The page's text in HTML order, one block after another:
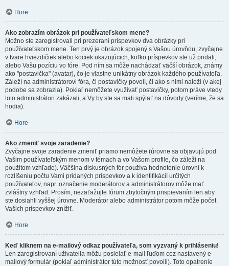
Hore
Ako zobrazím obrázok pri používateľskom mene?
Možno ste zaregistrovali pri prezeraní príspevkov dva obrázky pri
používateľskom mene. Ten prvý je obrázok spojený s Vašou úrovňou, zvyčajne
v tvare hviezdičiek alebo kociek ukazujúcich, koľko príspevkov ste už pridali,
alebo Vašu pozíciu vo fóre. Pod ním sa môže nachádzať väčší obrázok, známy
ako "postavička" (avatar), čo je vlastne unikátny obrázok každého používateľa.
Záleží na administrátorovi fóra, či postavičky povolí, či ako s nimi naloží (v akej
podobe sa zobrazia). Pokiaľ nemôžete využívať postavičky, potom práve vtedy
toto administrátori zakázali, a Vy by ste sa mali spýtať na dôvody (veríme, že sa
hodia).
Hore
Ako zmeniť svoje zaradenie?
Zvyčajne svoje zaradenie zmeniť priamo nemôžete (úrovne sa objavujú pod
Vašim používateľským menom v témach a vo Vašom profile, čo záleží na
použitom vzhľade). Väčšina diskusných fór používa hodnotenie úrovní k
rozlíšeniu počtu Vami pridaných príspevkov a k identifikácií určitých
používateľov, napr. označenie moderátorov a administrátorov môže mať
zvláštny vzhľad. Prosím, nezaťažujte fórum zbytočným prispievaním len aby
ste dosiahli vyššej úrovne. Moderátor alebo administrátor potom môže počet
Vašich príspevkov znížiť.
Hore
Keď kliknem na e-mailový odkaz používateľa, som vyzvaný k prihláseniu!
Len zaregistrovaní užívatelia môžu posielať e-mail ľuďom cez nastavený e-
mailový formulár (pokiaľ administrátor túto možnosť povolil). Toto opatrenie